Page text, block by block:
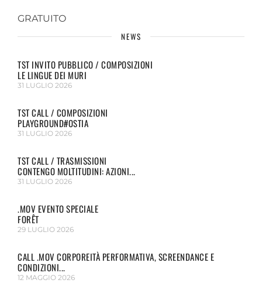
GRATUITO
NEWS
TST INVITO PUBBLICO / COMPOSIZIONI
LE LINGUE DEI MURI
31 LUGLIO 2026
TST CALL / COMPOSIZIONI
PLAYGROUND#OSTIA
31 LUGLIO 2026
TST CALL / TRASMISSIONI
CONTENGO MOLTITUDINI: AZIONI...
31 LUGLIO 2026
.MOV EVENTO SPECIALE
FORÊT
29 LUGLIO 2026
CALL .MOV CORPOREITÀ PERFORMATIVA, SCREENDANCE E
CONDIZIONI...
12 MAGGIO 2026